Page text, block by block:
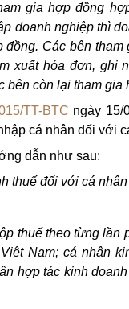
gia hợp đồng
doanh nghiệp thì
đồng. Các bên
xuất hóa đơn, ghi
bên còn lại tham gia
TT-BTC ngày 15/
cá nhân đối với
dẫn như sau:
thuế đối với cá
thuế theo từng lần
Nam; cá nhân
hợp tác kinh